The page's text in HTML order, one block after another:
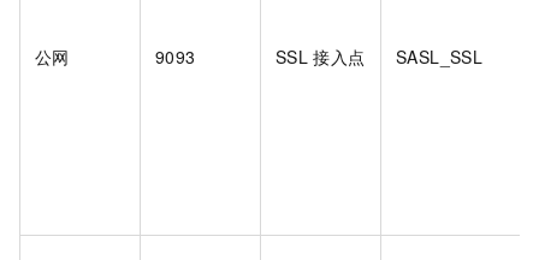
公网 9093 SSL 接入点 SASL_SSL